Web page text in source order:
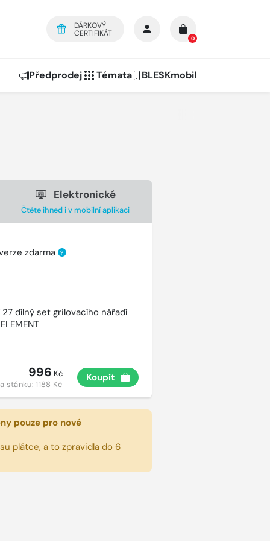
DÁRKOVÝ
CERTIFIKÁT
0
Předprodej Témata BLESKmobil
Elektronické
Čtěte ihned i v mobilní aplikaci
zdarma ?
27 dílný set grilovacího nářadí
996 Kč
stánku:1188 Kč
Koupit
pouze pro nové
plátce, a to zpravidla do 6